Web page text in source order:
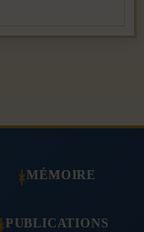
MÉMOIRE
PUBLICATIONS